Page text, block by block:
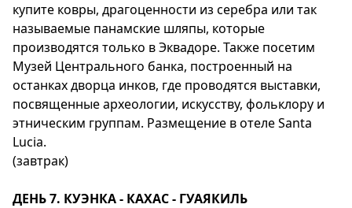
купите ковры, драгоценности из серебра или так
называемые панамские шляпы, которые
производятся только в Эквадоре. Также посетим
Музей Центрального банка, построенный на
останках дворца инков, где проводятся выставки,
посвященные археологии, искусству, фольклору и
этническим группам. Размещение в отеле Santa
Lucia.
(завтрак)
ДЕНЬ 7. КУЭНКА - КАХАС - ГУАЯКИЛЬ